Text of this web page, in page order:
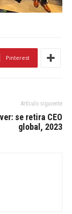
Pinterest
Artículo siguiente
se retira CEO
global, 2023